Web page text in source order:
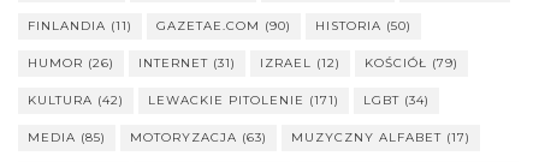
FINLANDIA (11) GAZETAE.COM (90) HISTORIA (50)
HUMOR (26) INTERNET (31) IZRAEL (12) KOŚCIÓŁ (79)
KULTURA (42) LEWACKIE PITOLENIE (171) LGBT (34)
MEDIA (85) MOTORYZACJA (63) MUZYCZNY ALFABET (17)